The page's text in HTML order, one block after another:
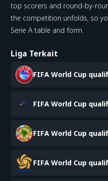
top scorers and round-by-
the competition unfolds, so
Serie A table and form.
Liga Terkait
FIFA World Cup
FIFA World Cup
FIFA World Cup
FIFA World Cup